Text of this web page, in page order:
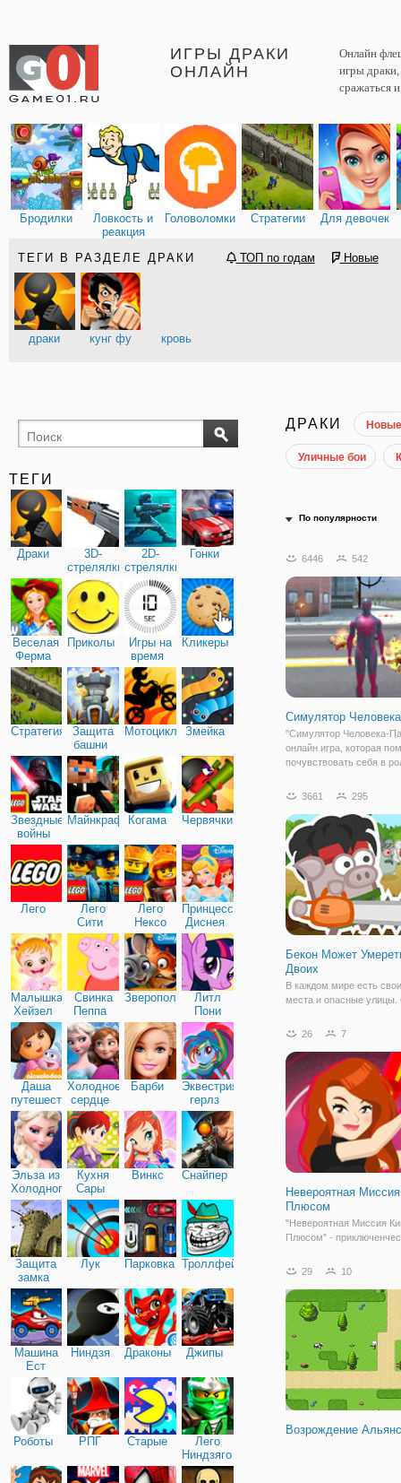
ИГРЫ ДРАКИ
ОНЛАЙН
Онлайн
игры
сражаться
Бродилки
Ловкость и
реакция
Головоломки Стратегии Для девочек
ТЕГИ В РАЗДЕЛЕ ДРАКИ ТОП по годам Новые
драки кунг фу кровь
ТЕГИ
Драки
3D-
стрелялки
2D-
стрелялки
Гонки
Веселая
Ферма
Приколы
Игры на
время
Кликеры
Стратегия
Защита
башни
МотоциклыЗмейка
Звездные
войны
МайнкрафтКогама Червячки
Лего
Лего
Сити
Лего
Нексо
Найтс
Принцессы
Диснея
Малышка
Хейзел
Свинка
Пеппа
Зверополис
Литл
Пони
Дружба
Даша
путешественница
Холодное
сердце
Барби
Эквестрия
герлз
Эльза из
Холодного
сердца
Кухня
Сары
Винкс Снайпер
Защита
замка
Лук Парковка Троллфейс
Машина
Ест
Машину
Ниндзя Драконы Джипы
Роботы РПГ Старые
Лего
Ниндзяго
ДРАКИ Новые
Уличные бои
По популярности
6446 542
Симулятор
"Симулятор Человека-
онлайн игра, которая
почувствовать себя в
почувствовать себя
маску, то теперь
присоединиться в
3661 295
Бекон Может
Двоих
В каждом мире есть
места и опасные улицы.
онлайн игре на двоих
происходят разные
которые не в силах
26 7
Невероятная
Плюсом
"Невероятная Миссия
Плюсом" -
любимых
шпионские миссии, в
будете играть не только
и за Рона. У
29 10
Возрождение